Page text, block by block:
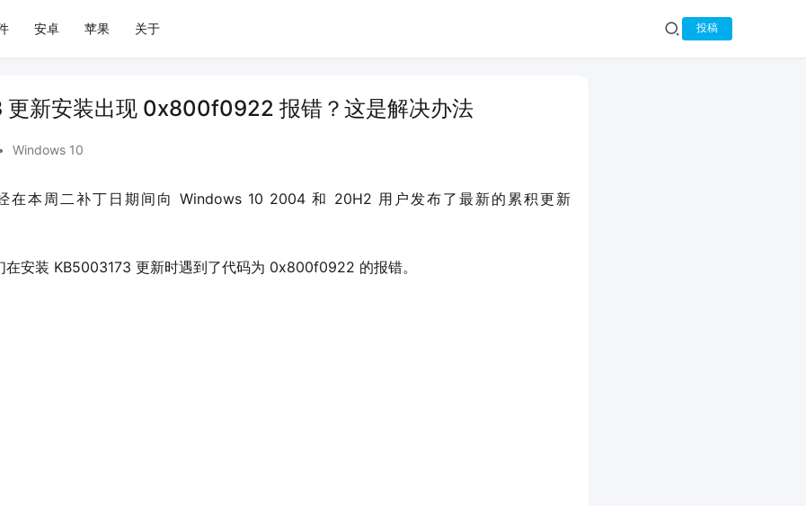
安卓 苹果 关于 投稿
新安装出现 0x800f0922 报错？这是解决办法
• Windows 10
在安装 KB5003173 更新时遇到了代码为 0x800f0922 的报错。